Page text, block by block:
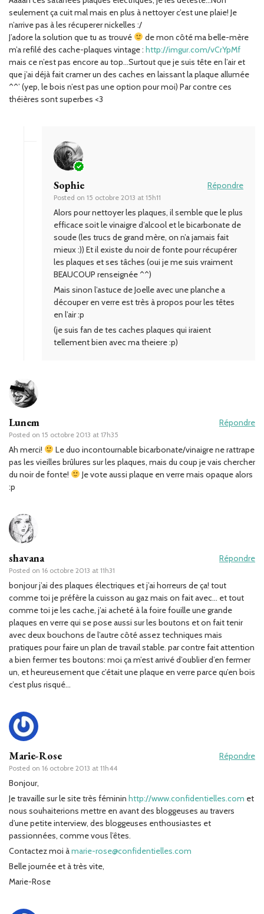
seulement ça cuit mal mais en plus à nettoyer c’est une plaie! Je
n’arrive pas à les récuperer nickelles :/
J’adore la solution que tu as trouvé
de mon côté ma belle-mère
m’a refilé des cache-plaques vintage : http://imgur.com/vCrYpMf
mais ce n’est pas encore au top…Surtout que je suis tête en l’air et
que j’ai déjà fait cramer un des caches en laissant la plaque allumée
^^’ (yep, le bois n’est pas une option pour moi) Par contre ces
théières sont superbes <3
Sophie
Posted on 15 octobre 2013 at 15h11
Répondre
Alors pour nettoyer les plaques, il semble que le plus
efficace soit le vinaigre d’alcool et le bicarbonate de
soude (les trucs de grand mère, on n’a jamais fait
mieux :)) Et il existe du noir de fonte pour récupérer
les plaques et ses tâches (oui je me suis vraiment
BEAUCOUP renseignée ^^)
Mais sinon l’astuce de Joelle avec une planche a
découper en verre est très à propos pour les têtes
en l’air :p
(je suis fan de tes caches plaques qui iraient
tellement bien avec ma theiere :p)
Lunem
Posted on 15 octobre 2013 at 17h35
Répondre
Ah merci!
Le duo incontournable bicarbonate/vinaigre ne rattrape
pas les vieilles brûlures sur les plaques, mais du coup je vais chercher
du noir de fonte!
Je vote aussi plaque en verre mais opaque alors
:p
shavana
Posted on 16 octobre 2013 at 11h31
Répondre
bonjour j’ai des plaques électriques et j’ai horreurs de ça! tout
comme toi je préfère la cuisson au gaz mais on fait avec… et tout
comme toi je les cache, j’ai acheté à la foire fouille une grande
plaques en verre qui se pose aussi sur les boutons et on fait tenir
avec deux bouchons de l’autre côté assez techniques mais
pratiques pour faire un plan de travail stable. par contre fait attention
a bien fermer tes boutons: moi ça m’est arrivé d’oublier d’en fermer
un, et heureusement que c’était une plaque en verre parce qu’en bois
c’est plus risqué…
Marie-Rose
Posted on 16 octobre 2013 at 11h44
Répondre
Bonjour,
Je travaille sur le site très féminin http://www.confidentielles.com et
nous souhaiterions mettre en avant des bloggeuses au travers
d’une petite interview, des bloggeuses enthousiastes et
passionnées, comme vous l’êtes.
Contactez moi àmarie-rose@confidentielles.com
Belle journée et à très vite,
Marie-Rose